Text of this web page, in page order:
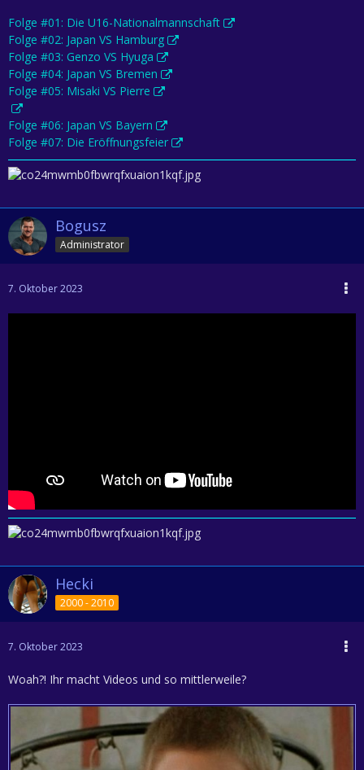
Folge #01: Die U16-Nationalmannschaft
Folge #02: Japan VS Hamburg
Folge #03: Genzo VS Hyuga
Folge #04: Japan VS Bremen
Folge #05: Misaki VS Pierre
Folge #06: Japan VS Bayern
Folge #07: Die Eröffnungsfeier
Bogusz
Administrator
7. Oktober 2023
Hecki
2000 - 2010
7. Oktober 2023
Woah?! Ihr macht Videos und so mittlerweile?